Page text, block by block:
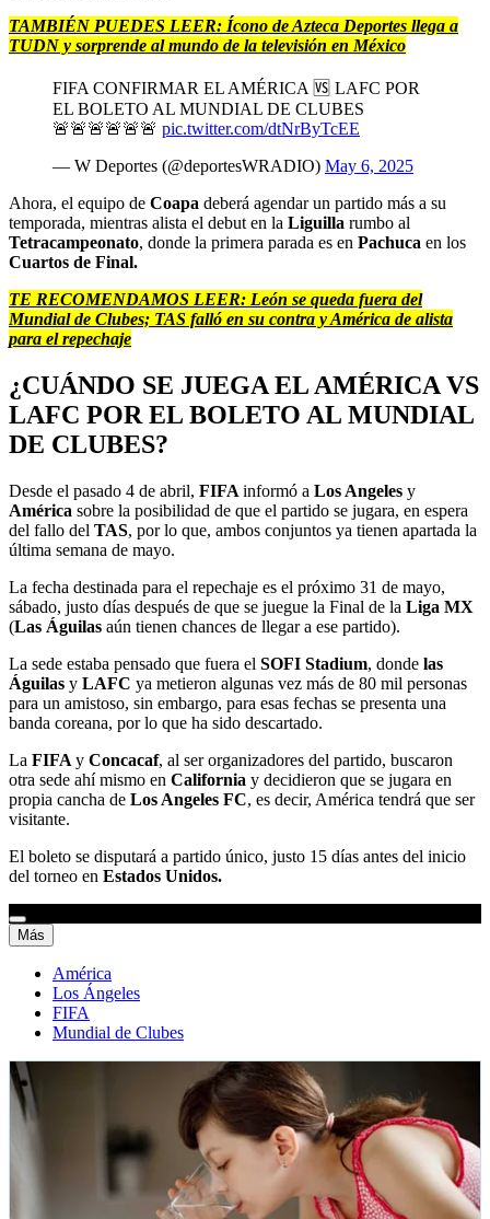
TAMBIÉN PUEDES LEER: Ícono de Azteca Deportes llega a
TUDN y sorprende al mundo de la televisión en México
FIFA CONFIRMAR EL AMÉRICA 🆚 LAFC POR
EL BOLETO AL MUNDIAL DE CLUBES
🚨🚨🚨🚨🚨🚨 pic.twitter.com/dtNrByTcEE
— W Deportes (@deportesWRADIO) May 6, 2025
Ahora, el equipo de Coapa deberá agendar un partido más a su
temporada, mientras alista el debut en la Liguilla rumbo al
Tetracampeonato, donde la primera parada es en Pachuca en los
Cuartos de Final.
TE RECOMENDAMOS LEER: León se queda fuera del
Mundial de Clubes; TAS falló en su contra y América de alista
para el repechaje
¿CUÁNDO SE JUEGA EL AMÉRICA VS
LAFC POR EL BOLETO AL MUNDIAL
DE CLUBES?
Desde el pasado 4 de abril, FIFA informó a Los Angeles y
América sobre la posibilidad de que el partido se jugara, en espera
del fallo del TAS, por lo que, ambos conjuntos ya tienen apartada la
última semana de mayo.
La fecha destinada para el repechaje es el próximo 31 de mayo,
sábado, justo días después de que se juegue la Final de la Liga MX
(Las Águilas aún tienen chances de llegar a ese partido).
La sede estaba pensado que fuera el SOFI Stadium, donde las
Águilas y LAFC ya metieron algunas vez más de 80 mil personas
para un amistoso, sin embargo, para esas fechas se presenta una
banda coreana, por lo que ha sido descartado.
La FIFA y Concacaf, al ser organizadores del partido, buscaron
otra sede ahí mismo en California y decidieron que se jugara en
propia cancha de Los Angeles FC, es decir, América tendrá que ser
visitante.
El boleto se disputará a partido único, justo 15 días antes del inicio
del torneo en Estados Unidos.
Más
América
Los Ángeles
FIFA
Mundial de Clubes